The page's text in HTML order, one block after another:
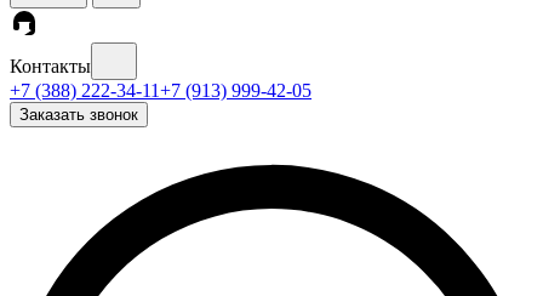
Контакты
+7 (388) 222-34-11+7 (913) 999-42-05
Заказать звонок